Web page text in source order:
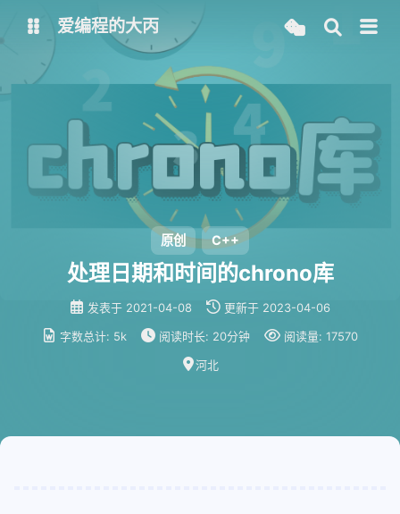
中文版
大丙课堂 微信公众号
QQ交流群 微信
码云
了凡四训 俞静公遇灶神记
心经
爱编程的大丙
原创 C++
处理日期和时间的chrono库
发表于 2021-04-08 更新于 2023-04-06
字数总计: 5k 阅读时长: 20分钟 阅读量: 17570
河北